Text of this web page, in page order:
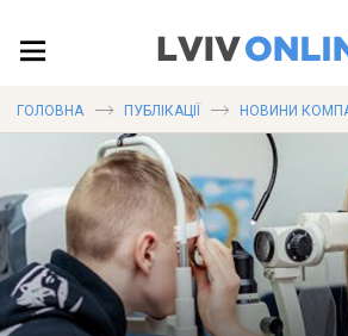
ЛОКАЦІЇ
ПУБЛІКАЦІЇ
ГОЛОВНА ПУБЛІКАЦІЇ НОВИНИ